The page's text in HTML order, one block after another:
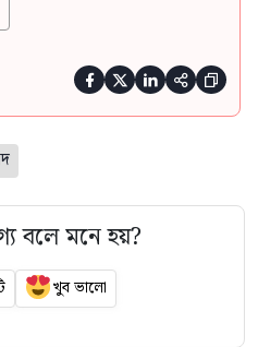
    
বলে মনে হয়?
খুব ভালো